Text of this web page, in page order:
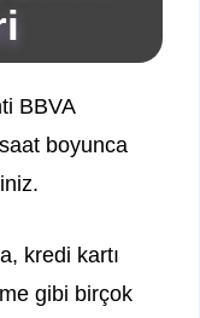
BBVA
boyunca
kredi kartı
gibi birçok